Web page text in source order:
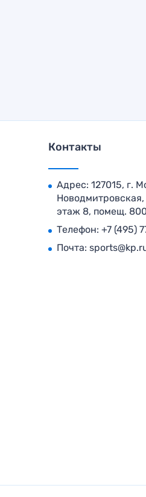
Контакты
Адрес: 127015, г.
Новодмитровская,
этаж 8, помещ.
Телефон: +7 (495)
Почта: